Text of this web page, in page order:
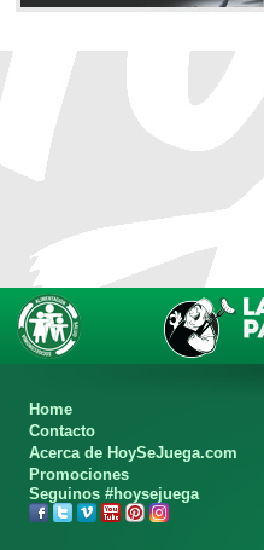
Home
Contacto
Acerca de HoySeJuega.com
Promociones
Seguinos #hoysejuega